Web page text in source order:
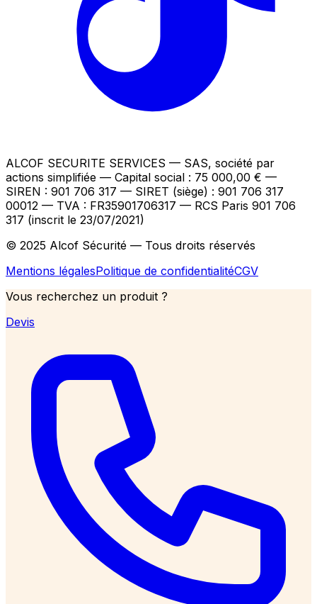
ALCOF SECURITE SERVICES — SAS, société par
actions simplifiée — Capital social : 75 000,00 € —
SIREN : 901 706 317 — SIRET (siège) : 901 706 317
00012 — TVA : FR35901706317 — RCS Paris 901 706
317 (inscrit le 23/07/2021)
© 2025 Alcof Sécurité — Tous droits réservés
Mentions légalesPolitique de confidentialitéCGV
Vous recherchez un produit ?
Devis